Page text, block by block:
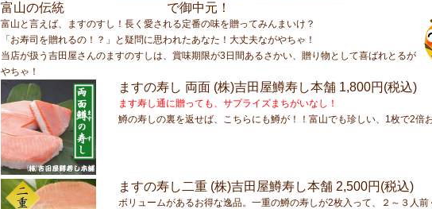
富山の伝統
で御中元！
富山と言えば、ますのすし！長く愛される定番の味を贈ってみんまいけ？
「お寿司を贈れるの！？」と疑問に思われたあなた！大丈夫ながやちゃ！
当店が扱う吉田屋さんのますのすしは、賞味期限が3日間あるさかい、贈り物として喜ばれとるが
やちゃ！
ますの寿し 両面 (株)吉田屋鱒寿し本舗 1,800円(税込)
ます寿し通に贈っても、サプライズまちがいなし！
鱒の寿しの裏を返せば、こちらにも鱒が！！富山でも珍しい、1枚で2倍
ますの寿し二重 (株)吉田屋鱒寿し本舗 2,500円(税込)
ボリュームがあるお得な逸品。一重の鱒の寿しが2枚入って、２～３人前